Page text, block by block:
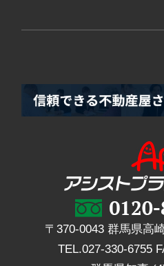
〒370-0043 群馬県高
TEL.027-330-6755